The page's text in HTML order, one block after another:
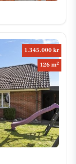
1.345.000 kr
126 m2